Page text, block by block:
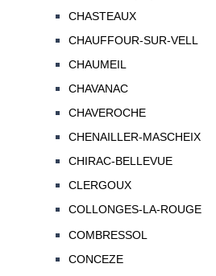
CHASTEAUX
CHAUFFOUR-SUR-VELL
CHAUMEIL
CHAVANAC
CHAVEROCHE
CHENAILLER-MASCHEIX
CHIRAC-BELLEVUE
CLERGOUX
COLLONGES-LA-ROUGE
COMBRESSOL
CONCEZE